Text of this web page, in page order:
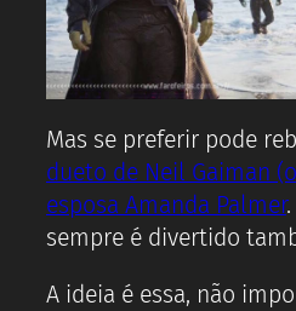
Mas se preferir pode
dueto de Neil Gaiman
esposa Amanda Palmer.
sempre é divertido
A ideia é essa, não